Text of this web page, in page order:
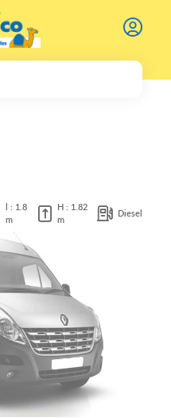
l : 1.8
m
H : 1.82
m
Diesel